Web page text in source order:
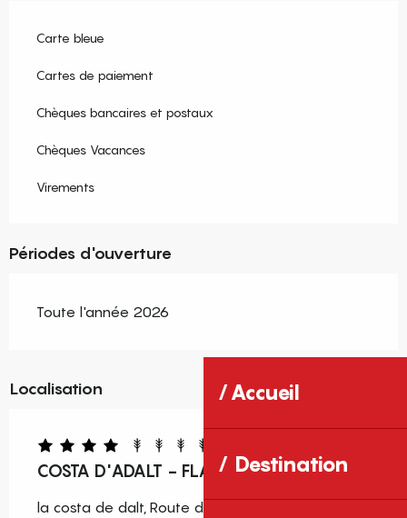
Accueil
Destination
Carte bleue
Cartes de paiement
Chèques bancaires et postaux
Chèques Vacances
Virements
Périodes d'ouverture
Toute l'année 2026
Localisation
COSTA D'ADALT - FLAMENCO
la costa de dalt, Route du Col d'Ares, 66230